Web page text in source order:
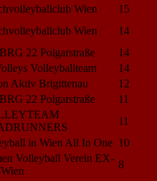
Wien
15
Wien
14
22 Polgarstraße
14
Volleyballteam
14
Aktiv Brigittenau
12
22 Polgarstraße
11
11
in Wien All In One 10
Volleyball Verein EX-
8